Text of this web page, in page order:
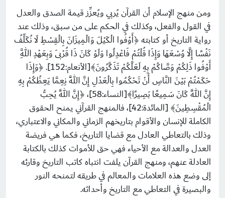
ومن منهج الإسلام أن القرآن يُربي ويُعزِّز قيمة الصدق والعدل
في القول والفعل، وكذلك في الحكم على من سبق، وذلك عند
رواية التاريخ أو كتابته ﴿أَوْفُوا الْكَيْلَ وَالْمِيزَانَ بِالْقِسْطِ لَا نُكَلِّفُ
نَفْسًا إِلَّا وُسْعَهَا وَإِذَا قُلْتُمْ فَاعْدِلُوا وَلَوْ كَانَ ذَا قُرْبَى وَبِعَهْدِ اللَّهِ
أَوْفُوا ذَلِكُمْ وَصَّاكُمْ بِهِ لَعَلَّكُمْ تَذَكَّرُونَ﴾[الأنعام:152]. ﴿وَإِذَا
حَكَمْتُمْ بَيْنَ النَّاسِ أَنْ تَحْكُمُوا بِالْعَدْلِ إِنَّ اللَّهَ نِعِمَّا يَعِظُكُمْ بِهِ
إِنَّ اللَّهَ كَانَ سَمِيعًا بَصِيرًا﴾[النساء:58]، ﴿إِنَّ اللَّهَ يُحِبُّ
الْمُقْسِطِينَ﴾ [المائدة:42]، فالمنهج القرآني يمنح الحقوق
الكاملة للإنسان والأقوام بتاريخهم الزماني والمكاني والاعتباري،
وذلك بالتعاطي العادل مع قضايا التاريخ، فكما هي فريضة
العدل والعدالة مع الأحياء فهي حق للأموات كذلك بالكتابة
العادلة عنهم، ومنهج القرآن يلفت انتباه كاتب التاريخ وقارئه
إلى وضع هذه العلامات والمعالم في طريقه لتمنحه النور
والبصيرة في التعاطي مع التاريخ وأحداثه.